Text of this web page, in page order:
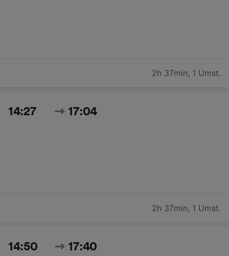
2h 37min, 1 Umst.
14:27 17:04
2h 37min, 1 Umst.
14:50 17:40